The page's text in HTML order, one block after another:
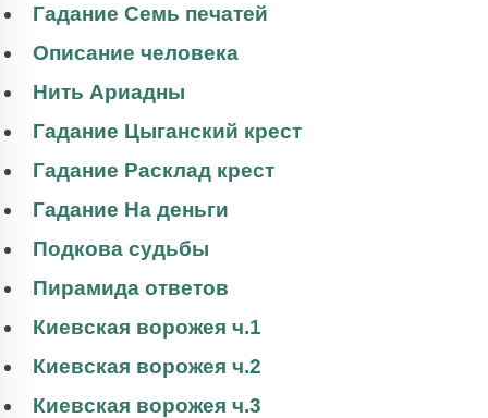
Гадание Семь печатей
Описание человека
Нить Ариадны
Гадание Цыганский крест
Гадание Расклад крест
Гадание На деньги
Подкова судьбы
Пирамида ответов
Киевская ворожея ч.1
Киевская ворожея ч.2
Киевская ворожея ч.3